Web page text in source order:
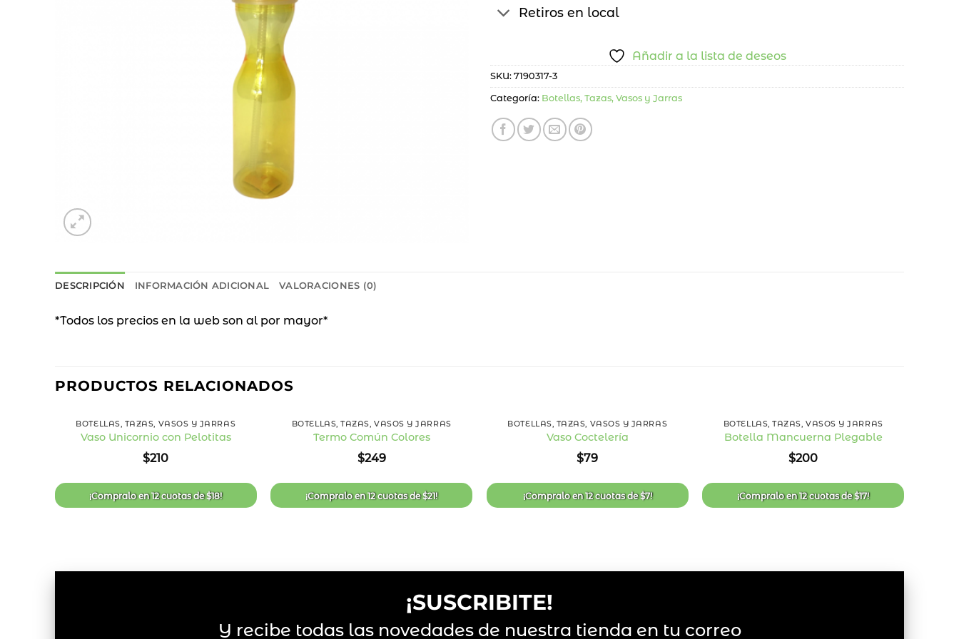
Retiros en local
Añadir a la lista de deseos
SKU: 7190317-3
Categoría: Botellas, Tazas, Vasos y Jarras
DESCRIPCIÓN INFORMACIÓN ADICIONAL VALORACIONES (0)
*Todos los precios en la web son al por mayor*
PRODUCTOS RELACIONADOS
de
deseos
BOTELLAS, TAZAS, VASOS Y JARRAS
Vaso Unicornio con Pelotitas
$210
¡Compralo en12 cuotasde$18!
de
deseos
BOTELLAS, TAZAS, VASOS Y JARRAS
Termo Común Colores
$249
¡Compralo en12 cuotasde$21!
de
deseos
BOTELLAS, TAZAS, VASOS Y JARRAS
Vaso Coctelería
$79
¡Compralo en12 cuotasde$7!
de
deseos
BOTELLAS, TAZAS, VASOS Y JARRAS
Botella Mancuerna Plegable
$200
¡Compralo en12 cuotasde$17!
¡SUSCRIBITE!
Y recibe todas las novedades de nuestra tienda en tu correo